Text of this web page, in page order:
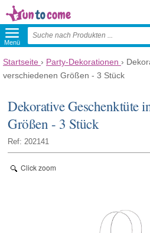
Menü
Startseite › Party-Dekorationen ›
verschiedenen Größen - 3 Stück
Dekorative Geschenktüte
Größen - 3 Stück
Ref: 202141
Click zoom